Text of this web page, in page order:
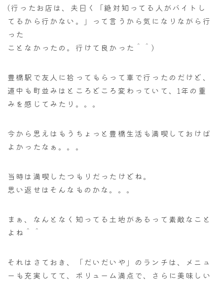
(行ったお店は、夫曰く「絶対知ってる人がバイトし
てるから行かない。」って言うから気になりながら行
った
ことなかったの。行けて良かった＾＾)
豊橋駅で友人に拾ってもらって車で行ったのだけど、
道中も町並みはところどころ変わっていて、1年の重
みを感じてみたり。。。
今から思えはもうちょっと豊橋生活も満喫しておけば
よかったなぁ。。。
当時は満喫したつもりだったけどね。
思い返せはそんなものかな。。。
まぁ、なんとなく知ってる土地があるって素敵なこと
よね＾＾
それはさておき、「だいだいや」のランチは、メニュ
ーも充実してて、ボリューム満点で、さらに美味しい